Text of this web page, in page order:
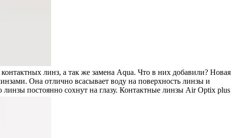
линз, а так же замена Aqua. Что в них добавили? Новая
Она отлично всасывает воду на поверхность линзы и
линзы постоянно сохнут на глазу. Контактные линзы Air Optix plus